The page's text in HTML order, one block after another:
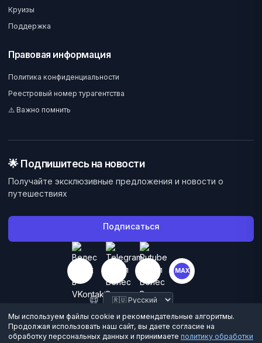
Круизы
Поддержка
Правовая информация
Политика конфиденциальности
Реестровый номер турагентства
⚠️ Важно помнить
🌟 Подпишитесь на новости
Получайте эксклюзивные предложения и новости о
путешествиях
Подписаться
MAX
©2026Велес Вояж. Все права защищены.
Мы используем файлы cookie и рекомендательные алгоритмы.
Продолжая использовать наш сайт, вы даете согласие на
обработку персональных данных и принимаете политику обработки